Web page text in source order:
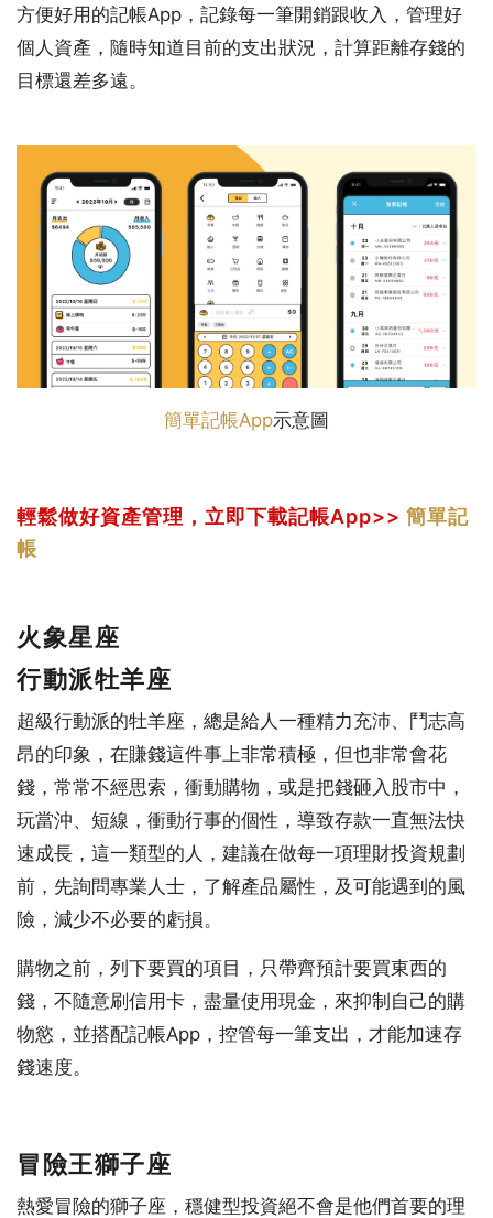
方便好用的記帳App，記錄每一筆開銷跟收入，管理好
個人資產，隨時知道目前的支出狀況，計算距離存錢的
目標還差多遠。
簡單記帳App示意圖
輕鬆做好資產管理，立即下載記帳App>> 簡單記
帳
火象星座
行動派牡羊座
超級行動派的牡羊座，總是給人一種精力充沛、鬥志高
昂的印象，在賺錢這件事上非常積極，但也非常會花
錢，常常不經思索，衝動購物，或是把錢砸入股市中，
玩當沖、短線，衝動行事的個性，導致存款一直無法快
速成長，這一類型的人，建議在做每一項理財投資規劃
前，先詢問專業人士，了解產品屬性，及可能遇到的風
險，減少不必要的虧損。
購物之前，列下要買的項目，只帶齊預計要買東西的
錢，不隨意刷信用卡，盡量使用現金，來抑制自己的購
物慾，並搭配記帳App，控管每一筆支出，才能加速存
錢速度。
冒險王獅子座
熱愛冒險的獅子座，穩健型投資絕不會是他們首要的理